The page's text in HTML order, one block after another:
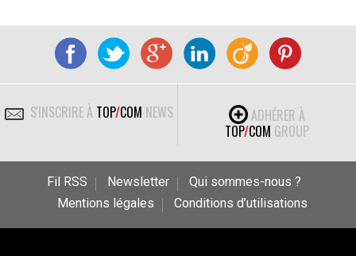
S'INSCRIRE À TOP/COM NEWS
ADHÉRER À
TOP/COM GROUP
Fil RSS Newsletter
Qui sommes-nous ?
Mentions légales
Conditions d’utilisations